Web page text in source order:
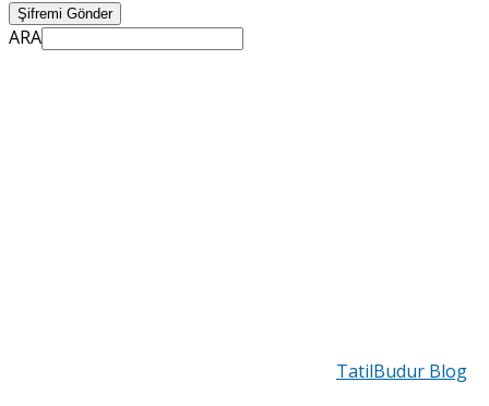
ARA
TatilBudur Blog